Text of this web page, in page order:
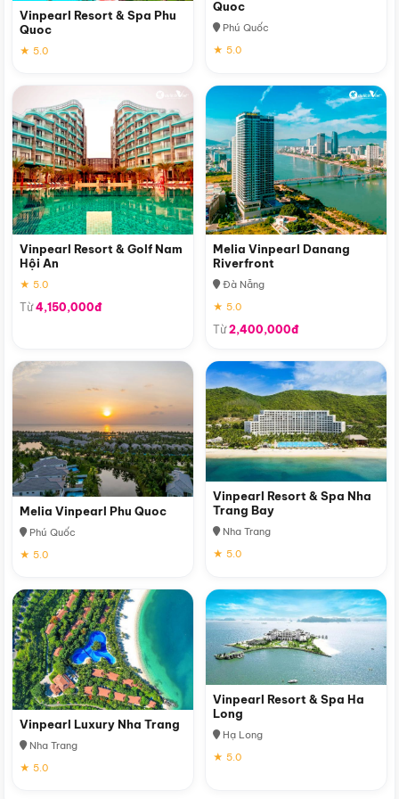
Vinpearl Resort & Spa Phu
Quoc
★ 5.0
Quoc
Phú Quốc
★ 5.0
Vinpearl Resort & Golf Nam
Hội An
★ 5.0
Từ4,150,000đ
Melia Vinpearl Danang
Riverfront
Đà Nẵng
★ 5.0
Từ2,400,000đ
Melia Vinpearl Phu Quoc
Phú Quốc
★ 5.0
Vinpearl Resort & Spa Nha
Trang Bay
Nha Trang
★ 5.0
Vinpearl Luxury Nha Trang
Nha Trang
★ 5.0
Vinpearl Resort & Spa Ha
Long
Hạ Long
★ 5.0